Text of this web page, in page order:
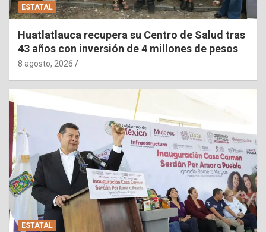
ESTATAL
Huatlatlauca recupera su Centro de Salud tras
43 años con inversión de 4 millones de pesos
8 agosto, 2026
ESTATAL